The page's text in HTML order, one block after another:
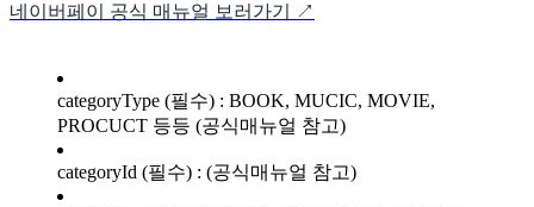
네이버페이 공식 매뉴얼 보러가기 ↗
categoryType (필수) : BOOK, MUCIC, MOVIE,
PROCUCT 등등 (공식매뉴얼 참고)
categoryId (필수) : (공식매뉴얼 참고)